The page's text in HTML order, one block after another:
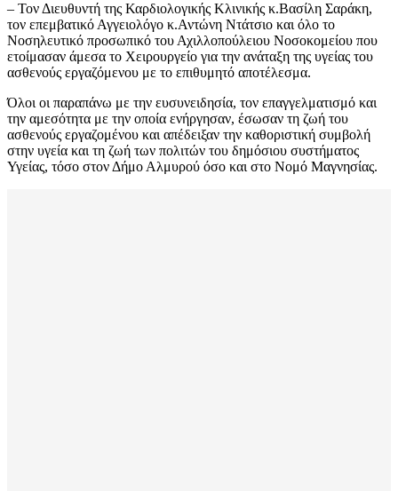
– Τον Διευθυντή της Καρδιολογικής Κλινικής κ.Βασίλη Σαράκη,
τον επεμβατικό Αγγειολόγο κ.Αντώνη Ντάτσιο και όλο το
Νοσηλευτικό προσωπικό του Αχιλλοπούλειου Νοσοκομείου που
ετοίμασαν άμεσα το Χειρουργείο για την ανάταξη της υγείας του
ασθενούς εργαζόμενου με το επιθυμητό αποτέλεσμα.
Όλοι οι παραπάνω με την ευσυνειδησία, τον επαγγελματισμό και
την αμεσότητα με την οποία ενήργησαν, έσωσαν τη ζωή του
ασθενούς εργαζομένου και απέδειξαν την καθοριστική συμβολή
στην υγεία και τη ζωή των πολιτών του δημόσιου συστήματος
Υγείας, τόσο στον Δήμο Αλμυρού όσο και στο Νομό Μαγνησίας.